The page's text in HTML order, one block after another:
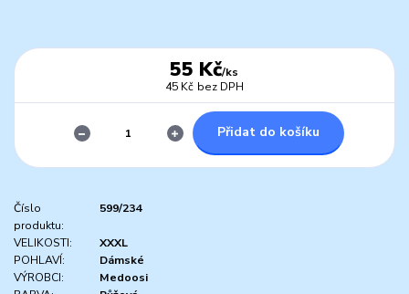
55 Kč/ks
45 Kč bez DPH
Přidat do košíku
Číslo
produktu:
599/234
VELIKOSTI:
XXXL
POHLAVÍ:
Dámské
VÝROBCI:
Medoosi